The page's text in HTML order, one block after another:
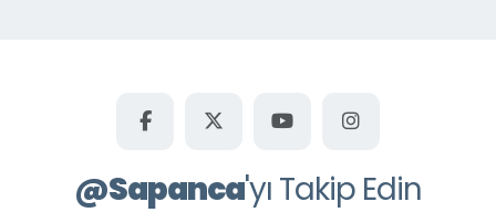
@Sapanca'yı Takip Edin